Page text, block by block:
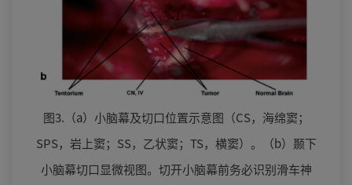
图3.（a）小脑幕及切口位置示意图（CS，海绵窦；
SPS，岩上窦；SS，乙状窦；TS，横窦）。（b）颞下
小脑幕切口显微视图。切开小脑幕前务必识别滑车神